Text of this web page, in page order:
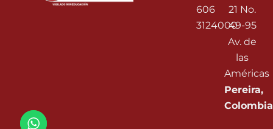
606
3124000
21 No.
49-95
Av. de
las
Américas
Pereira,
Colombia